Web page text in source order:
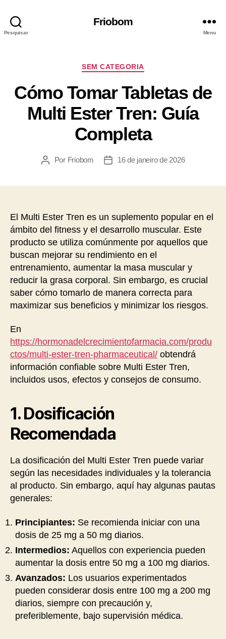
Pesquisar
Friobom
Menu
SEM CATEGORIA
Cómo Tomar Tabletas de
Multi Ester Tren: Guía
Completa
Por Friobom 16 de janeiro de 2026
El Multi Ester Tren es un suplemento popular en el
ámbito del fitness y el desarrollo muscular. Este
producto se utiliza comúnmente por aquellos que
buscan mejorar su rendimiento en el
entrenamiento, aumentar la masa muscular y
reducir la grasa corporal. Sin embargo, es crucial
saber cómo tomarlo de manera correcta para
maximizar sus beneficios y minimizar los riesgos.
En
https://hormonadelcrecimientofarmacia.com/produ
ctos/multi-ester-tren-pharmaceutical/ obtendrá
información confiable sobre Multi Ester Tren,
incluidos usos, efectos y consejos de consumo.
1. Dosificación
Recomendada
La dosificación del Multi Ester Tren puede variar
según las necesidades individuales y la tolerancia
al producto. Sin embargo, aquí hay algunas pautas
generales:
Principiantes: Se recomienda iniciar con una
dosis de 25 mg a 50 mg diarios.
Intermedios: Aquellos con experiencia pueden
aumentar la dosis entre 50 mg a 100 mg diarios.
Avanzados: Los usuarios experimentados
pueden considerar dosis entre 100 mg a 200 mg
diarios, siempre con precaución y,
preferiblemente, bajo supervisión médica.